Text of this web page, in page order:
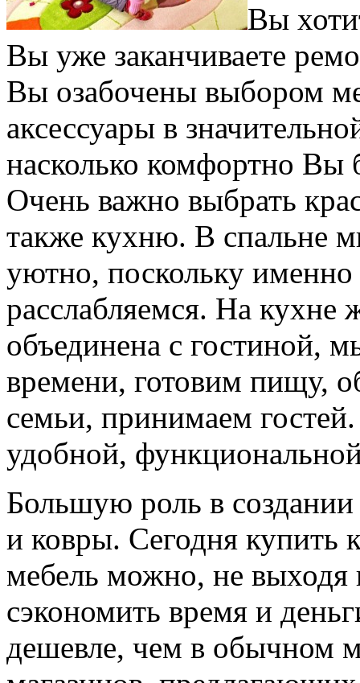
Вы
Вы уже заканчиваете
Вы озабочены выбором
аксессуары в
насколько комфортно Вы
Очень важно выбрать
также кухню. В спальне
уютно, поскольку
расслабляемся. На кухне
объединена с гостиной,
времени, готовим пищу,
семьи, принимаем
удобной,
Большую роль в
и ковры. Сегодня купить
мебель можно, не выходя
сэкономить время и
дешевле, чем в обычном